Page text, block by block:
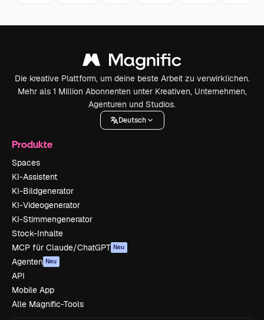
Die kreative Plattform, um deine beste Arbeit zu verwirklichen.
Mehr als 1 Million Abonnenten unter Kreativen, Unternehmen,
Agenturen und Studios.
Deutsch
Produkte
Spaces
KI-Assistent
KI-Bildgenerator
KI-Videogenerator
KI-Stimmengenerator
Stock-Inhalte
MCP für Claude/ChatGPT Neu
Agenten Neu
API
Mobile App
Alle Magnific-Tools